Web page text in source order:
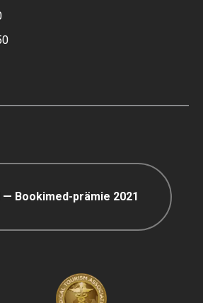
— Bookimed-prämie 2021